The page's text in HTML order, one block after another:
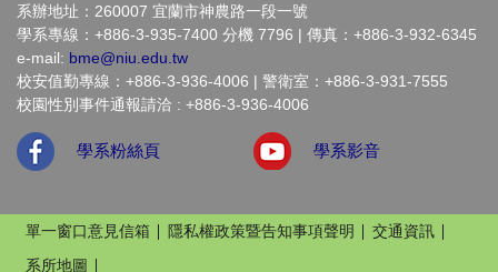
系辦地址：260007 宜蘭市神農路一段一號
學系專線：+886-3-935-7400 分機 7796 | 傳真：+886-3-932-6345
e-mail: bme@niu.edu.tw
校安值勤專線：+886-3-936-4006 | 警衛室：+886-3-931-7555
校園性別事件通報請洽 : +886-3-936-4006
學系粉絲頁 學系影音
單一窗口意見信箱 隱私權政策暨告知事項聲明
交通資訊
系所地圖